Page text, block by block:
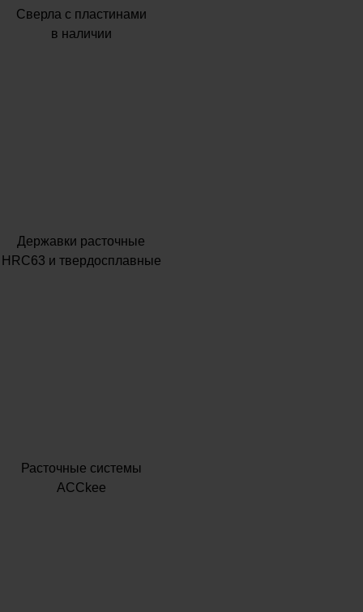
Сверла с пластинами
в наличии
Державки расточные
HRC63 и твердосплавные
Расточные системы
ACCkee